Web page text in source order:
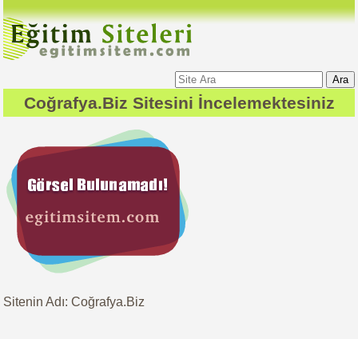
Ara
Coğrafya.Biz Sitesini İncelemektesiniz
Sitenin Adı: Coğrafya.Biz